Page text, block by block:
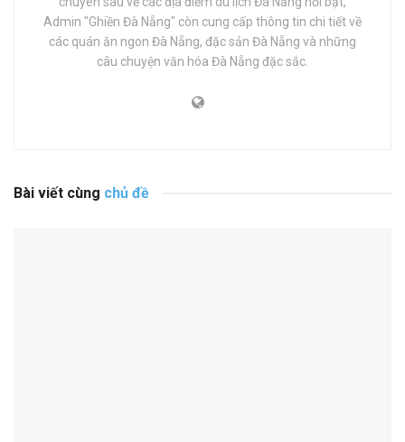
Admin "Ghiền Đà Nẵng" còn cung cấp thông tin chi tiết về
các quán ăn ngon Đà Nẵng, đặc sản Đà Nẵng và những
câu chuyện văn hóa Đà Nẵng đặc sắc.
Bài viết cùng chủ đề